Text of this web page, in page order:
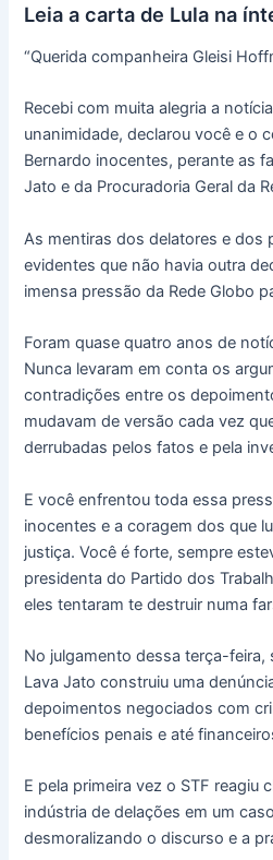
Leia a carta de Lula na
“Querida companheira Gleisi
Recebi com muita alegria a
unanimidade, declarou você e o
Bernardo inocentes, perante as
Jato e da Procuradoria Geral da
As mentiras dos delatores e dos
evidentes que não havia outra
imensa pressão da Rede Globo
Foram quase quatro anos de
Nunca levaram em conta os
contradições entre os
mudavam de versão cada vez
derrubadas pelos fatos e pela
E você enfrentou toda essa
inocentes e a coragem dos que
justiça. Você é forte, sempre
presidenta do Partido dos
eles tentaram te destruir numa
No julgamento dessa terça-feira,
Lava Jato construiu uma
depoimentos negociados com
benefícios penais e até
E pela primeira vez o STF reagiu
indústria de delações em um
desmoralizando o discurso e a